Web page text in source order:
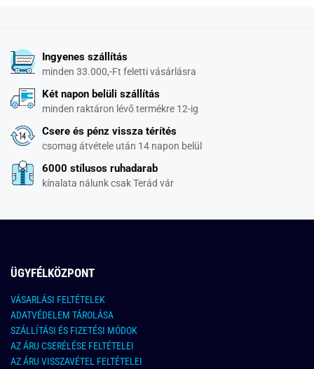
Ingyenes szállítás
minden 33.000,-Ft feletti vásárlásra
Két napon belüli szállítás
minden raktáron lévő termékre 12-ig
Csere és pénz vissza térítés
csomag átvétele után 14 napon belül
6000 stílusos ruhadarab
kínalata nálunk csak Terád vár
ÜGYFÉLKÖZPONT
VÁSARLÁSI FELTÉTELEK
ADATVÉDELEM TÁROLÁSA
SZÁLLÍTÁSI ÉS FIZETÉSI MÓDOK
AZ ÁRU CSERÉLÉSE FELTÉTELEI
AZ ÁRU VISSZAVÉTEL FELTÉTELEI